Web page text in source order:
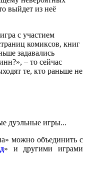
выйдет из неё
с участием
комиксов, книг
задавались
– то сейчас
те, кто раньше не
дуэльные игры...
можно объединить с
» и другими играми